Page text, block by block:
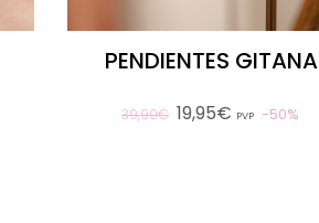
PENDIENTES GITANA
39,90€ 19,95€ PVP 50%